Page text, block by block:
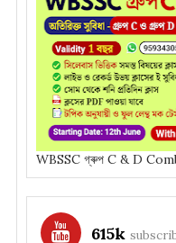
WBSSC গ্ৰুপ C & D
615k